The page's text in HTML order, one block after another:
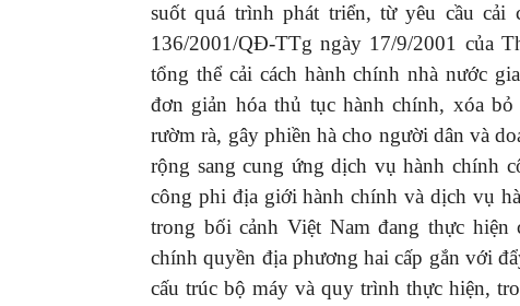
suốt quá trình phát triển, từ yêu cầu cải
136/2001/QĐ-TTg ngày 17/9/2001 của
tổng thể cải cách hành chính nhà nước
đơn giản hóa thủ tục hành chính, xóa
rườm rà, gây phiền hà cho người dân và
rộng sang cung ứng dịch vụ hành chính
công phi địa giới hành chính và dịch vụ
trong bối cảnh Việt Nam đang thực
chính quyền địa phương hai cấp gắn với
cấu trúc bộ máy và quy trình thực hiện,